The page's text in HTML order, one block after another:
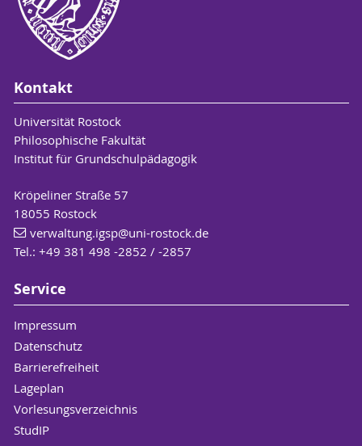
Kontakt
Universität Rostock
Philosophische Fakultät
Institut für Grundschulpädagogik
Kröpeliner Straße 57
18055 Rostock
verwaltung.igsp@uni-rostock.de
Tel.: +49 381 498 -2852 / -2857
Service
Impressum
Datenschutz
Barrierefreiheit
Lageplan
Vorlesungsverzeichnis
StudIP